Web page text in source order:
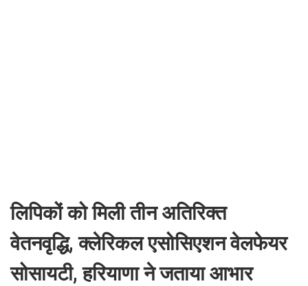
लिपिकों को मिली तीन अतिरिक्त
वेतनवृद्धि, क्लेरिकल एसोसिएशन वेलफेयर
सोसायटी, हरियाणा ने जताया आभार